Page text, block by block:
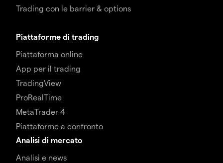
Trading con le barrier & options
Piattaforme di trading
Piattaforma online
App per il trading
TradingView
ProRealTime
MetaTrader 4
Piattaforme a confronto
Analisi di mercato
Analisi e news